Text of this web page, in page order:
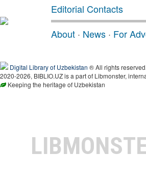
Editorial Contacts
About · News · For
Digital Library of Uzbekistan ® All rights reserved.
2020-2026, BIBLIO.UZ is a part of Libmonster,
Keeping the heritage of Uzbekistan